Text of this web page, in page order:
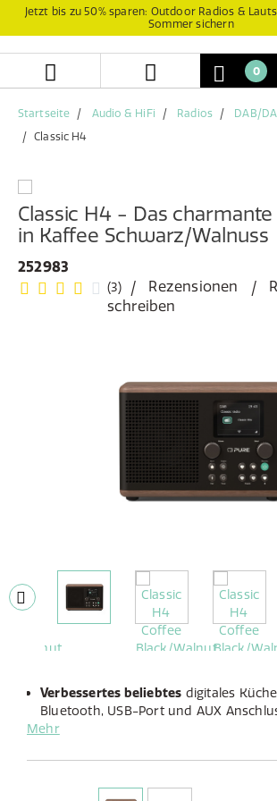
Zum
ZumJetzt bis zu 50% sparen: Outdoor Radios &
Sommer sichern
0
Startseite Audio & HiFi Radios
DAB/
Classic H4
Classic H4 - Das
in Kaffee Schwarz/Walnuss
252983
(3) Rezensionen
schreiben
Verbessertes beliebtes digitales
Bluetooth, USB-Port und AUX
Speziell abgestimmter
Inkl. Küchentimer, Weckfunktion und
Mehr